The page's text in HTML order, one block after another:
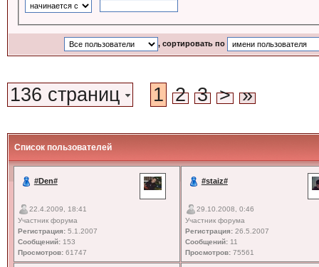
, сортировать по
136 страниц 1 2 3 > »
Список пользователей
#Den#
22.4.2009, 18:41
Участник форума
Регистрация:5.1.2007
Сообщений:153
Просмотров:61747
#staiz#
29.10.2008, 0:46
Участник форума
Регистрация:26.5.2007
Сообщений:11
Просмотров:75561